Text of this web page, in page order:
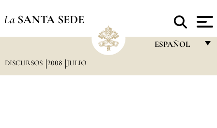
La SANTA SEDE
ESPAÑOL
DISCURSOS 2008 JULIO